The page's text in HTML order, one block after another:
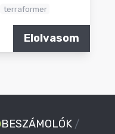
terraformer
Elolvasom
BESZÁMOLÓK /